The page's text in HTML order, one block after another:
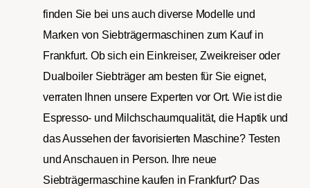
finden Sie bei uns auch diverse Modelle und
Marken von Siebträgermaschinen zum Kauf in
Frankfurt. Ob sich ein Einkreiser, Zweikreiser oder
Dualboiler Siebträger am besten für Sie eignet,
verraten Ihnen unsere Experten vor Ort. Wie ist die
Espresso- und Milchschaumqualität, die Haptik und
das Aussehen der favorisierten Maschine? Testen
und Anschauen in Person. Ihre neue
Siebträgermaschine kaufen in Frankfurt? Das